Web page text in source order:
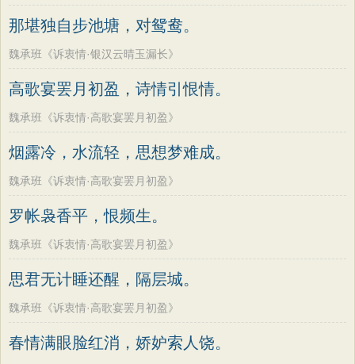
那堪独自步池塘，对鸳鸯。
魏承班《诉衷情·银汉云晴玉漏长》
高歌宴罢月初盈，诗情引恨情。
魏承班《诉衷情·高歌宴罢月初盈》
烟露冷，水流轻，思想梦难成。
魏承班《诉衷情·高歌宴罢月初盈》
罗帐袅香平，恨频生。
魏承班《诉衷情·高歌宴罢月初盈》
思君无计睡还醒，隔层城。
魏承班《诉衷情·高歌宴罢月初盈》
春情满眼脸红消，娇妒索人饶。